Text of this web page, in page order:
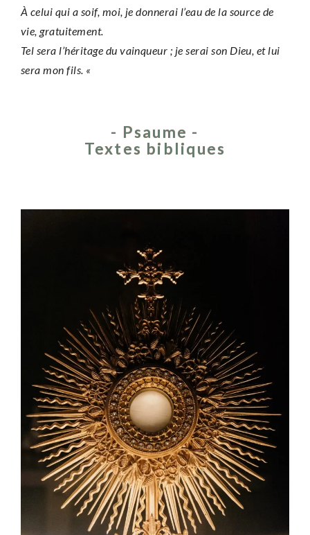
À celui qui a soif, moi, je donnerai l’eau de la source de
vie, gratuitement.
Tel sera l’héritage du vainqueur ; je serai son Dieu, et lui
sera mon fils. «
- Psaume -
Textes bibliques